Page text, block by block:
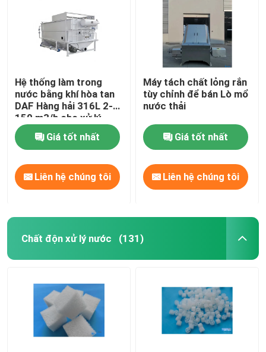
Hệ thống làm trong
nước bằng khí hòa tan
DAF Hàng hải 316L 2-
150 m3/h cho xử lý
nước cấp RO nước biển
Nam MỹGiá tốt nhất
Liên hệ chúng tôi
Máy tách chất lỏng rắn
tùy chỉnh để bán Lò mổ
nước thải
Giá tốt nhất
Liên hệ chúng tôi
Chất độn xử lý nước (131)